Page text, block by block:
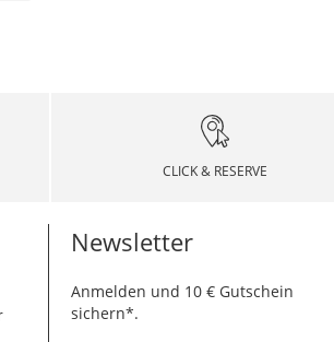
CLICK & RESERVE
Newsletter
Anmelden und 10 € Gutschein
sichern*.